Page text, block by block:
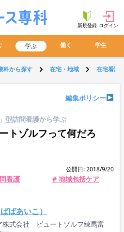
新規登録 ログイン
学ぶ 働く 学生
科から探す 在宅・地域 在宅看護
編集ポリシー
型訪問看護から学ぶ
トゾルフって何だろ
公開日: 2018/9/20
看護 # 地域包括ケア
ばあいこ）
株式会社 ビュートゾルフ練馬富